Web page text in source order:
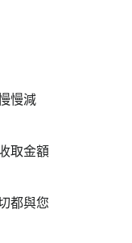
慢減
取金額
都與您